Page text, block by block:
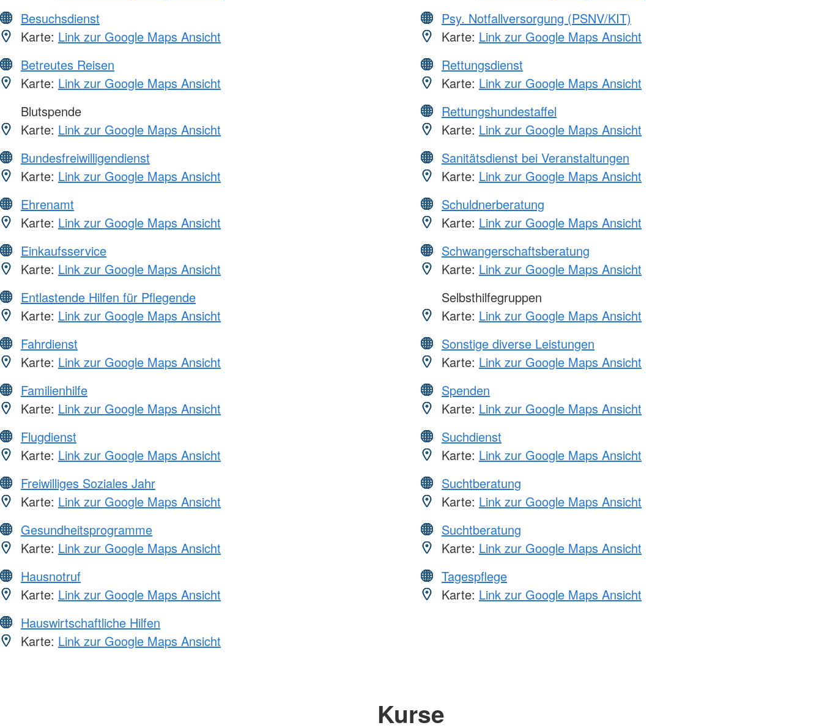
Besuchsdienst
Karte: Link zur Google Maps Ansicht
Betreutes Reisen
Karte: Link zur Google Maps Ansicht
Blutspende
Karte: Link zur Google Maps Ansicht
Bundesfreiwilligendienst
Karte: Link zur Google Maps Ansicht
Ehrenamt
Karte: Link zur Google Maps Ansicht
Einkaufsservice
Karte: Link zur Google Maps Ansicht
Entlastende Hilfen für Pflegende
Karte: Link zur Google Maps Ansicht
Fahrdienst
Karte: Link zur Google Maps Ansicht
Familienhilfe
Karte: Link zur Google Maps Ansicht
Flugdienst
Karte: Link zur Google Maps Ansicht
Freiwilliges Soziales Jahr
Karte: Link zur Google Maps Ansicht
Gesundheitsprogramme
Karte: Link zur Google Maps Ansicht
Hausnotruf
Karte: Link zur Google Maps Ansicht
Hauswirtschaftliche Hilfen
Karte: Link zur Google Maps Ansicht
Psy. Notfallversorgung (PSNV/KIT)
Karte: Link zur Google Maps Ansicht
Rettungsdienst
Karte: Link zur Google Maps Ansicht
Rettungshundestaffel
Karte: Link zur Google Maps Ansicht
Sanitätsdienst bei Veranstaltungen
Karte: Link zur Google Maps Ansicht
Schuldnerberatung
Karte: Link zur Google Maps Ansicht
Schwangerschaftsberatung
Karte: Link zur Google Maps Ansicht
Selbsthilfegruppen
Karte: Link zur Google Maps Ansicht
Sonstige diverse Leistungen
Karte: Link zur Google Maps Ansicht
Spenden
Karte: Link zur Google Maps Ansicht
Suchdienst
Karte: Link zur Google Maps Ansicht
Suchtberatung
Karte: Link zur Google Maps Ansicht
Suchtberatung
Karte: Link zur Google Maps Ansicht
Tagespflege
Karte: Link zur Google Maps Ansicht
Kurse